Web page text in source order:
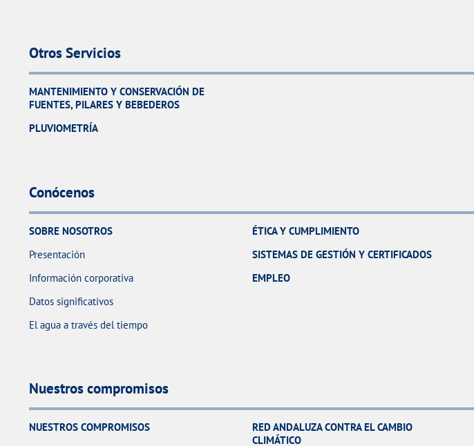
Otros Servicios
MANTENIMIENTO Y CONSERVACIÓN DE
FUENTES, PILARES Y BEBEDEROS
PLUVIOMETRÍA
Conócenos
SOBRE NOSOTROS
Presentación
Información corporativa
Datos significativos
El agua a través del tiempo
ÉTICA Y CUMPLIMIENTO
SISTEMAS DE GESTIÓN Y CERTIFICADOS
EMPLEO
Nuestros compromisos
NUESTROS COMPROMISOS
RED ANDALUZA CONTRA EL CAMBIO
CLIMÁTICO